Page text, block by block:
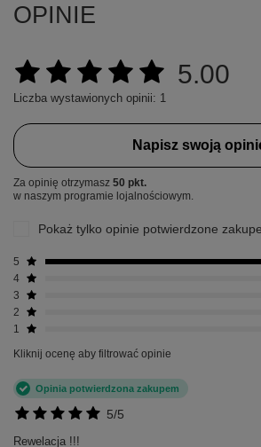
OPINIE
5.00
Liczba wystawionych opinii: 1
Napisz swoją
Za opinię otrzymasz 50 pkt.
w naszym programie lojalnościowym.
Pokaż tylko opinie potwierdzone
5
4
3
2
1
Kliknij ocenę aby filtrować opinie
5/5
Opinia potwierdzona zakupem
Rewelacja !!!